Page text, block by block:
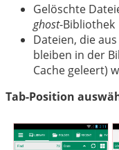
Gelöschte
ghost-Bibliothek
Dateien, die
bleiben in der
Cache geleert)
Tab-Position